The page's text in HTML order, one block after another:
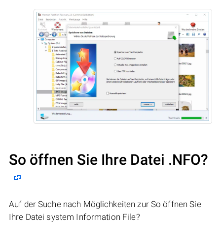
So öffnen Sie Ihre Datei .NFO?
Auf der Suche nach Möglichkeiten zur So öffnen Sie
Ihre Datei system Information File?